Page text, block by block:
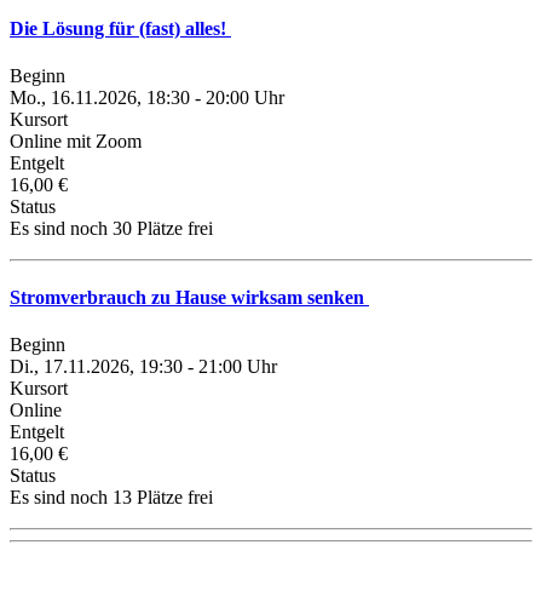
Die Lösung für (fast) alles!
Beginn
Mo., 16.11.2026, 18:30 - 20:00 Uhr
Kursort
Online mit Zoom
Entgelt
16,00 €
Status
Es sind noch 30 Plätze frei
Stromverbrauch zu Hause wirksam senken
Beginn
Di., 17.11.2026, 19:30 - 21:00 Uhr
Kursort
Online
Entgelt
16,00 €
Status
Es sind noch 13 Plätze frei